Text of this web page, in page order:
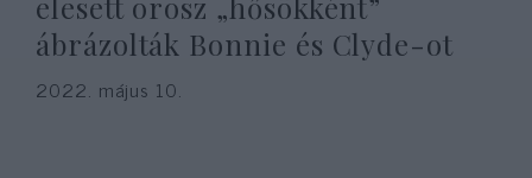
ábrázolták Bonnie és Clyde-ot
2022. május 10.